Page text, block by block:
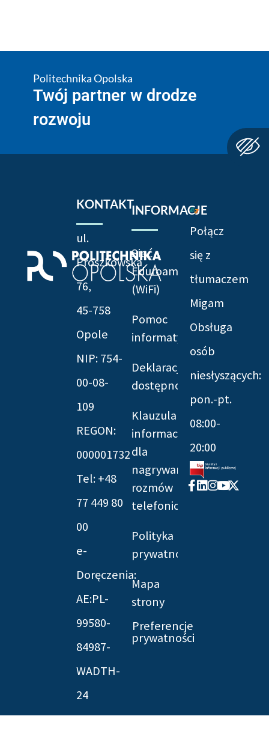
Politechnika Opolska
Twój partner w drodze
rozwoju
KONTAKT
ul.
Prószkowska
76,
45-758
Opole
NIP: 754-
00-08-
109
REGON:
000001732
Tel: +48
77 449 80
00
e-
Doręczenia:
AE:PL-
99580-
84987-
WADTH-
24
INFORMACJE
Sieć
Eduroam
(WiFi)
Pomoc
informatyczna
Deklaracja
dostępności
Klauzula
informacyjna
dla
nagrywania
rozmów
telefonicznych
Polityka
prywatności
Mapa
strony
Preferencje
prywatności
Połącz
się z
tłumaczem
Migam
Obsługa
osób
niesłyszących:
pon.-pt.
08:00-
20:00
Facebook-
f
Linkedin
Instagram
Youtube
X-
twitter